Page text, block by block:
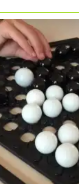
À
Tête
Jeu
Pylos